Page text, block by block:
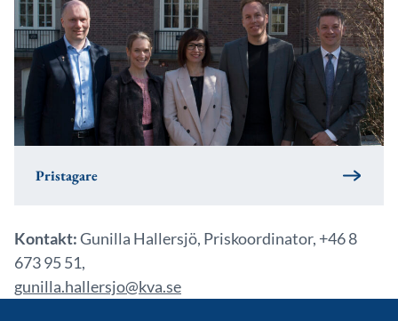
Pristagare
Kontakt:Gunilla Hallersjö, Priskoordinator, +46 8
673 95 51,
gunilla.hallersjo@kva.se